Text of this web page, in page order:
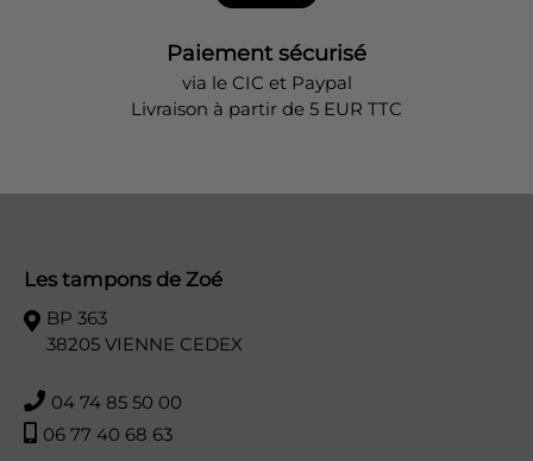
Paiement sécurisé
via le CIC et Paypal
Livraison à partir de 5 EUR TTC
Les tampons de Zoé
BP 363
38205 VIENNE CEDEX
04 74 85 50 00
06 77 40 68 63